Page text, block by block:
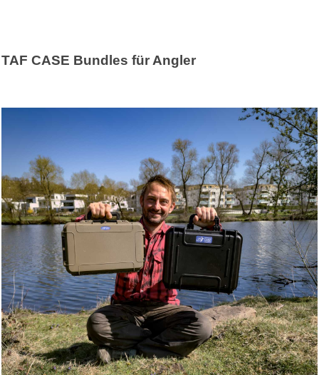
TAF CASE Bundles für Angler